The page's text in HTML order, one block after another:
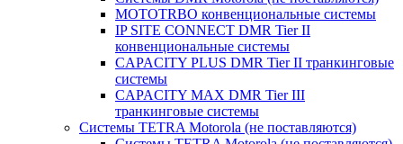
MOTOTRBO конвенциональные системы
IP SITE CONNECT DMR Tier II
конвенциональные системы
CAPACITY PLUS DMR Tier II транкинговые
системы
CAPACITY MAX DMR Tier III
транкинговые системы
Системы TETRA Motorola (не поставляются)